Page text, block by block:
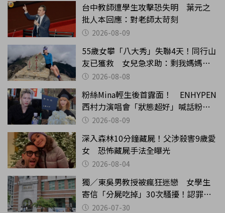
台中教師遭學生攻擊恐失明 葉元之
批人本回應：對老師太苛刻
2026-08-09
55歲女攀「八大秀」失聯4天！同行山
友已獲救 女兒急求助：剩我媽媽還
沒找到
2026-08-08
粉絲Mina輕生後首露面！ ENHYPEN
西村力演唱會「狀態超好」喊話粉
絲：我們心意相通
2026-08-09
深入森林10分鐘藏屍！父涉殺害9歲愛
女 恐怖藏屍手法全曝光
2026-08-04
獨／東吳男教授被瘋狂迷戀 女學生
寄信「分屍吃掉」30次騷擾！認罪免
關 2026-07-30